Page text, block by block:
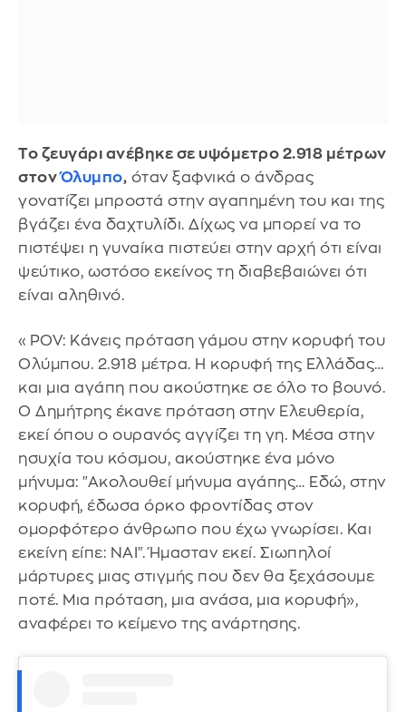
Το ζευγάρι ανέβηκε σε υψόμετρο 2.918 μέτρων
στονΌλυμπο, όταν ξαφνικά ο άνδρας
γονατίζει μπροστά στην αγαπημένη του και της
βγάζει ένα δαχτυλίδι. Δίχως να μπορεί να το
πιστέψει η γυναίκα πιστεύει στην αρχή ότι είναι
ψεύτικο, ωστόσο εκείνος τη διαβεβαιώνει ότι
είναι αληθινό.
«POV: Κάνεις πρόταση γάμου στην κορυφή του
Ολύμπου. 2.918 μέτρα. Η κορυφή της Ελλάδας…
και μια αγάπη που ακούστηκε σε όλο το βουνό.
Ο Δημήτρης έκανε πρόταση στην Ελευθερία,
εκεί όπου ο ουρανός αγγίζει τη γη. Μέσα στην
ησυχία του κόσμου, ακούστηκε ένα μόνο
μήνυμα: "Ακολουθεί μήνυμα αγάπης… Εδώ, στην
κορυφή, έδωσα όρκο φροντίδας στον
ομορφότερο άνθρωπο που έχω γνωρίσει. Και
εκείνη είπε: ΝΑΙ". Ήμασταν εκεί. Σιωπηλοί
μάρτυρες μιας στιγμής που δεν θα ξεχάσουμε
ποτέ. Μια πρόταση, μια ανάσα, μια κορυφή»,
αναφέρει το κείμενο της ανάρτησης.